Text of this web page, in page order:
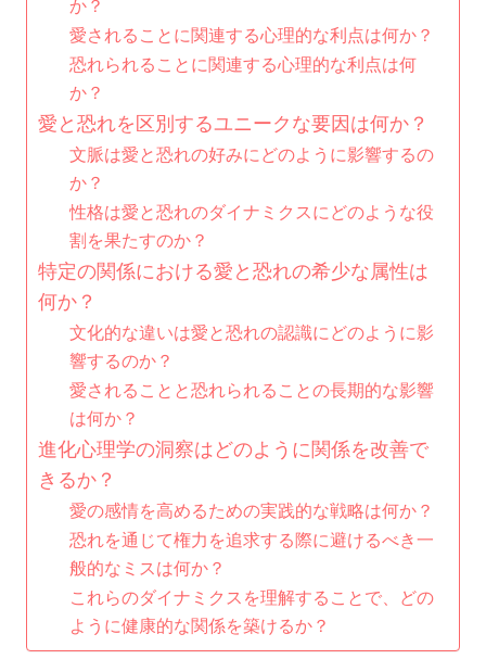
か？
愛されることに関連する心理的な利点は何か？
恐れられることに関連する心理的な利点は何
か？
愛と恐れを区別するユニークな要因は何か？
文脈は愛と恐れの好みにどのように影響するの
か？
性格は愛と恐れのダイナミクスにどのような役
割を果たすのか？
特定の関係における愛と恐れの希少な属性は
何か？
文化的な違いは愛と恐れの認識にどのように影
響するのか？
愛されることと恐れられることの長期的な影響
は何か？
進化心理学の洞察はどのように関係を改善で
きるか？
愛の感情を高めるための実践的な戦略は何か？
恐れを通じて権力を追求する際に避けるべき一
般的なミスは何か？
これらのダイナミクスを理解することで、どの
ように健康的な関係を築けるか？